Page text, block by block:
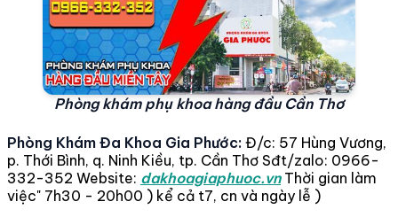
Phòng khám phụ khoa hàng đầu Cần Thơ
Phòng Khám Đa Khoa Gia Phước: Đ/c: 57 Hùng Vương,
p. Thới Bình, q. Ninh Kiều, tp. Cần Thơ Sđt/zalo: 0966-
332-352 Website: dakhoagiaphuoc.vnThời gian làm
việc" 7h30 - 20h00 ) kể cả t7, cn và ngày lễ )